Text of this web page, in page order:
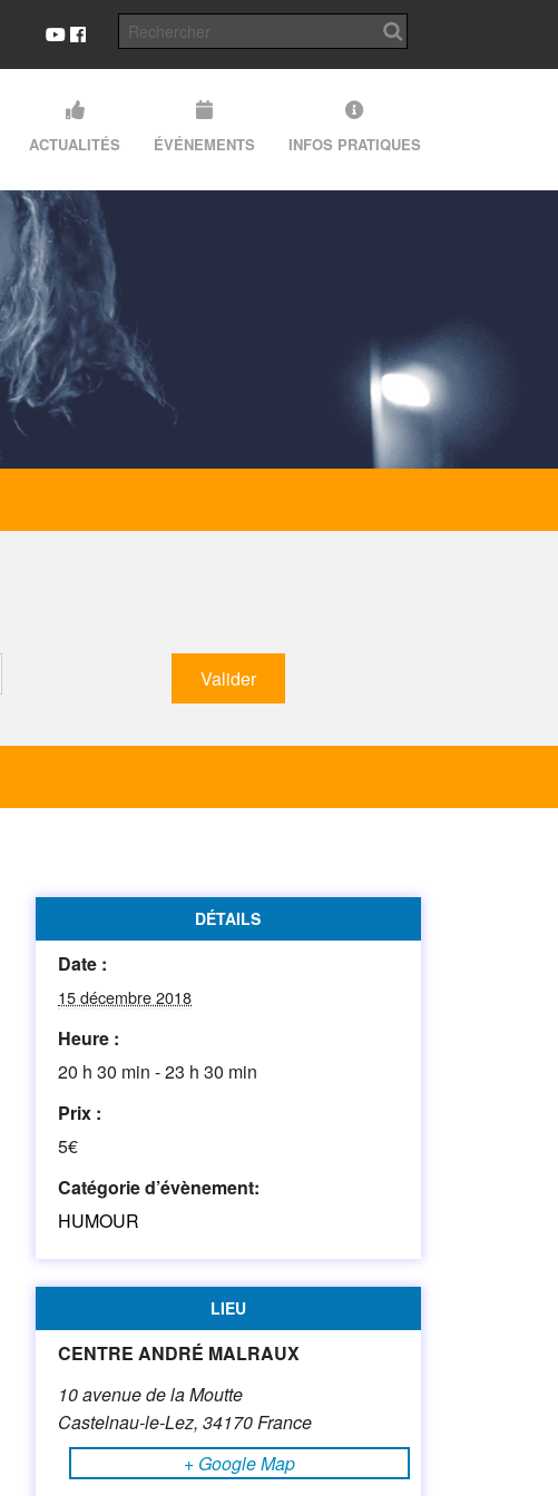
ACTUALITÉS ÉVÉNEMENTS INFOS PRATIQUES
DÉTAILS
Date :
15 décembre 2018
Heure :
20 h 30 min - 23 h 30 min
Prix :
5€
Catégorie d’évènement:
HUMOUR
LIEU
CENTRE ANDRÉ MALRAUX
10 avenue de la Moutte
Castelnau-le-Lez, 34170 France
+ Google Map